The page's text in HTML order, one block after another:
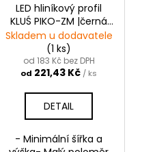
LED hliníkový profil
KLUŚ PIKO-ZM |černá
anoda
Skladem u dodavatele
(1 ks)
od 183 Kč bez DPH
od 221,43 Kč / ks
DETAIL
- Minimální šířka a